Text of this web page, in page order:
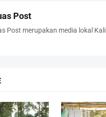
Post
Post merupakan media lokal